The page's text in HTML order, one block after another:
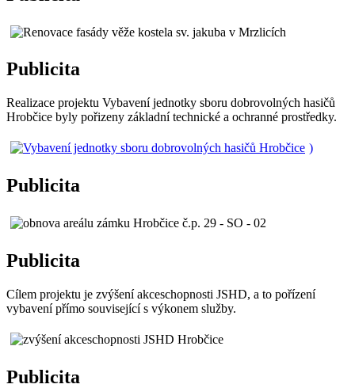
Publicita
Realizace projektu Vybavení jednotky sboru dobrovolných hasičů
Hrobčice byly pořizeny základní technické a ochranné prostředky.
)
Publicita
Publicita
Cílem projektu je zvýšení akceschopnosti JSHD, a to pořízení
vybavení přímo související s výkonem služby.
Publicita